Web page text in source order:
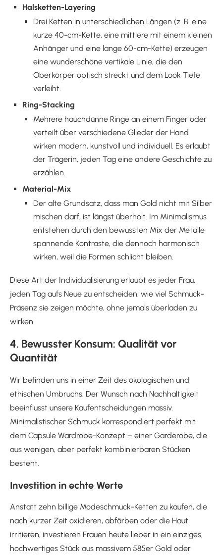
Halsketten-Layering
Drei Ketten in unterschiedlichen Längen (z. B. eine
kurze 40-cm-Kette, eine mittlere mit einem kleinen
Anhänger und eine lange 60-cm-Kette) erzeugen
eine wunderschöne vertikale Linie, die den
Oberkörper optisch streckt und dem Look Tiefe
verleiht.
Ring-Stacking
Mehrere hauchdünne Ringe an einem Finger oder
verteilt über verschiedene Glieder der Hand
wirken modern, kunstvoll und individuell. Es erlaubt
der Trägerin, jeden Tag eine andere Geschichte zu
erzählen.
Material-Mix
Der alte Grundsatz, dass man Gold nicht mit Silber
mischen darf, ist längst überholt. Im Minimalismus
entstehen durch den bewussten Mix der Metalle
spannende Kontraste, die dennoch harmonisch
wirken, weil die Formen schlicht bleiben.
Diese Art der Individualisierung erlaubt es jeder Frau,
jeden Tag aufs Neue zu entscheiden, wie viel Schmuck-
Präsenz sie zeigen möchte, ohne jemals überladen zu
wirken.
4. Bewusster Konsum: Qualität vor
Quantität
Wir befinden uns in einer Zeit des ökologischen und
ethischen Umbruchs. Der Wunsch nach Nachhaltigkeit
beeinflusst unsere Kaufentscheidungen massiv.
Minimalistischer Schmuck korrespondiert perfekt mit
dem Capsule Wardrobe-Konzept – einer Garderobe, die
aus wenigen, aber perfekt kombinierbaren Stücken
besteht.
Investition in echte Werte
Anstatt zehn billige Modeschmuck-Ketten zu kaufen, die
nach kurzer Zeit oxidieren, abfärben oder die Haut
irritieren, investieren Frauen heute lieber in ein einziges,
hochwertiges Stück aus massivem 585er Gold oder